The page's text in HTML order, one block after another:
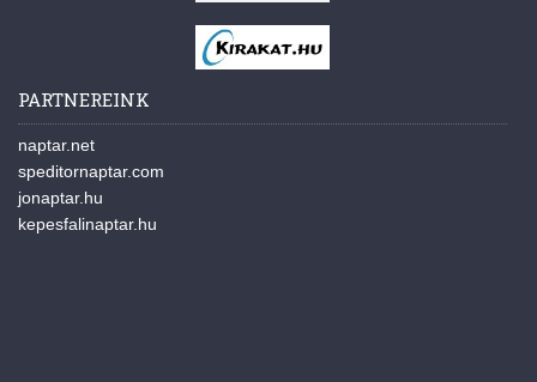
PARTNEREINK
naptar.net
speditornaptar.com
jonaptar.hu
kepesfalinaptar.hu